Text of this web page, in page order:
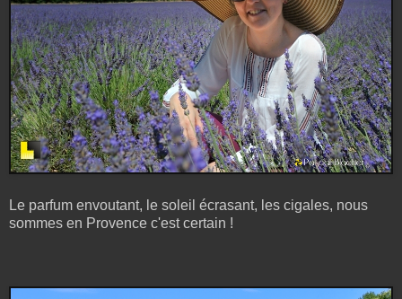
Le parfum envoutant, le soleil écrasant, les cigales, nous
sommes en Provence c'est certain !